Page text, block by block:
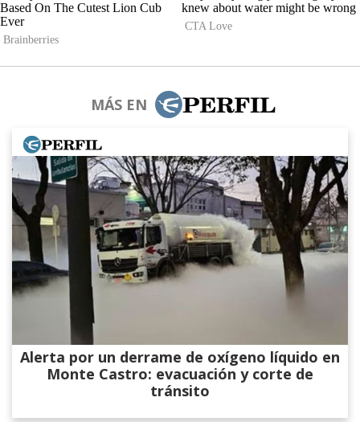
MÁS EN
Alerta por un derrame de oxígeno líquido en
Monte Castro: evacuación y corte de
tránsito